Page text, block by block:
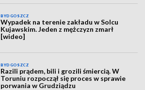
BYDGOSZCZ
Wypadek na terenie zakładu w Solcu
Kujawskim. Jeden z mężczyzn zmarł
[wideo]
BYDGOSZCZ
Razili prądem, bili i grozili śmiercią. W
Toruniu rozpoczął się proces w sprawie
porwania w Grudziądzu